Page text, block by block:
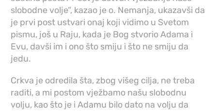
slobodne volje“, kazao je o. Nemanja, ukazavši da
je prvi post ustvari onaj koji vidimo u Svetom
pismu, još u Raju, kada je Bog stvorio Adama i
Evu, davši im i ono što smiju i što ne smiju da
jedu.
Crkva je odredila šta, zbog višeg cilja, ne treba
raditi, a mi postom vježbamo našu slobodnu
volju, kao što je i Adamu bilo dato na volju da